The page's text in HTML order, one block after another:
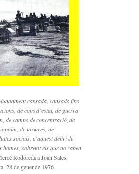
cansada, cansada fins
de cops d’estat, de guerra
de camps de concentració, de
de tortures, de
socials, d’aquest deliri de
homes, sobretot els que no saben
Rodoreda a Joan Sales.
28 de gener de 1976